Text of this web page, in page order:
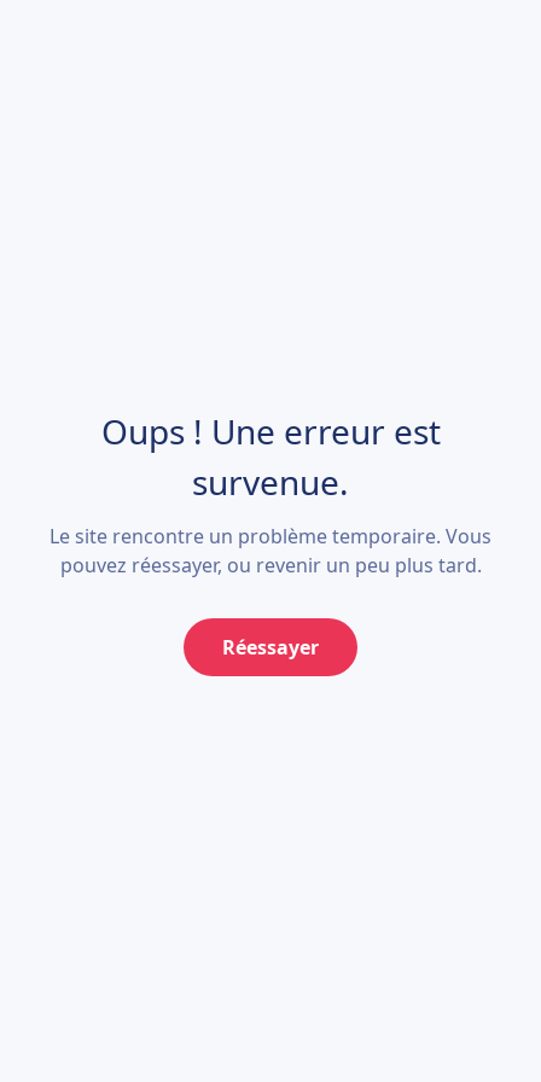
Oups ! Une erreur est
survenue.
Le site rencontre un problème temporaire. Vous
pouvez réessayer, ou revenir un peu plus tard.
Réessayer